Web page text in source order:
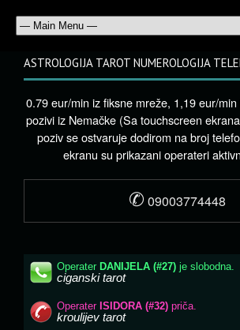
ASTROLOGIJA TAROT NUMEROLOGIJA
0.79 eur/min iz fiksne mreže, 1,19 eur/
pozivi iz Nemačke (Sa touchscreen
poziv se ostvaruje dodirom na broj
ekranu su prikazani operateri
✆ 09003774448